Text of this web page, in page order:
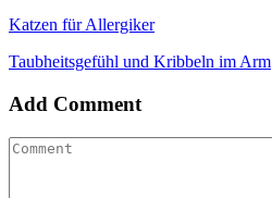
Katzen für Allergiker
Taubheitsgefühl und Kribbeln im Arm
Add Comment